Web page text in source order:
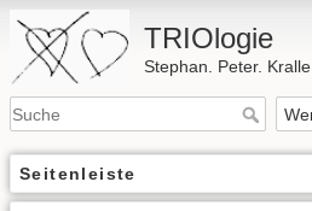
TRIOlogie
Stephan. Peter. Kralle.
Seitenleiste